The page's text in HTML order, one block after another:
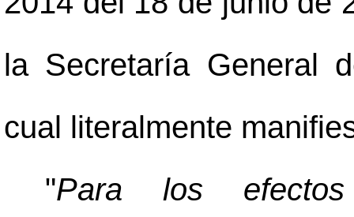
la Secretaría General
cual literalmente
"Para los